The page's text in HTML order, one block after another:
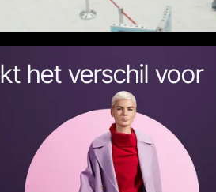
het verschil voor